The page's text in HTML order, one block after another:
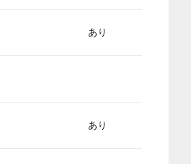
あり
あり